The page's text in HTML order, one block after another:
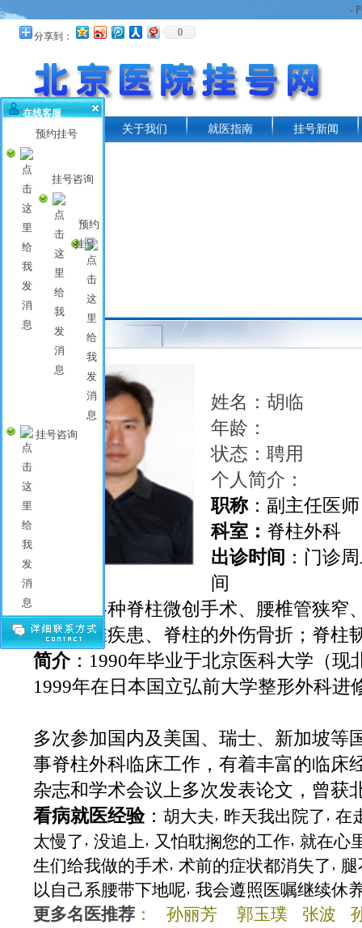
-
分享到： 0
首页 关于我们 就医指南 挂号新闻
名医推荐
姓名：胡临
年龄：
状态：聘用
个人简介：
职称：副主任医师
科室： 脊柱外科
出诊时间 ：门诊
间
：各种脊柱微创手术、腰椎管狭
定；颈椎疾患、脊柱的外伤骨折；脊柱
简介：1990年毕业于北京医科大学（现
1999年在日本国立弘前大学整形外科进
多次参加国内及美国、瑞士、新加坡等
事脊柱外科临床工作，有着丰富的临床
杂志和学术会议上多次发表论文，曾获
看病就医经验： 胡大夫 昨天我出院了
在
太慢了
没追上 又怕耽搁您的工作 就在心
生们给我做的手术 术前的症状都消失了
以自己系腰带下地呢 我会遵照医嘱继续休
更多名医推荐 ： 孙丽芳 郭玉璞 张波
在线客服
预约挂号
挂号咨询
预约
挂号
挂号咨询